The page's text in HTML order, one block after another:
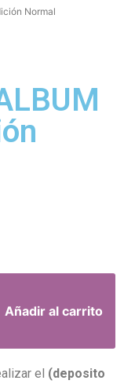
Normal
Añadir al carrito
el (deposito